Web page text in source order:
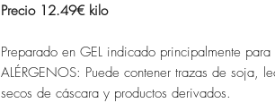
Precio 12.49€ kilo
Preparado en GEL indicado principalmente
ALÉRGENOS: Puede contener trazas de soja,
secos de cáscara y productos derivados.